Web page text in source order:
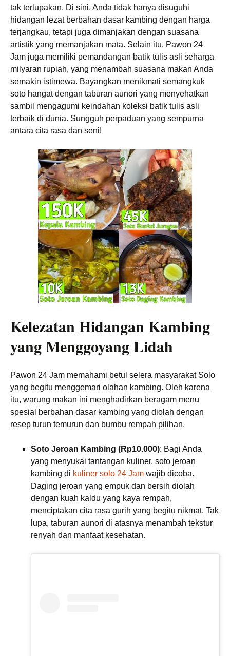
tak terlupakan. Di sini, Anda tidak hanya disuguhi
hidangan lezat berbahan dasar kambing dengan harga
terjangkau, tetapi juga dimanjakan dengan suasana
artistik yang memanjakan mata. Selain itu, Pawon 24
Jam juga memiliki pemandangan batik tulis asli seharga
milyaran rupiah, yang menambah suasana makan Anda
semakin istimewa. Bayangkan menikmati semangkuk
soto hangat dengan taburan aunori yang menyehatkan
sambil mengagumi keindahan koleksi batik tulis asli
terbaik di dunia. Sungguh perpaduan yang sempurna
antara cita rasa dan seni!
Kelezatan Hidangan Kambing
yang Menggoyang Lidah
Pawon 24 Jam memahami betul selera masyarakat Solo
yang begitu menggemari olahan kambing. Oleh karena
itu, warung makan ini menghadirkan beragam menu
spesial berbahan dasar kambing yang diolah dengan
resep turun temurun dan bumbu rempah pilihan.
Soto Jeroan Kambing (Rp10.000): Bagi Anda
yang menyukai tantangan kuliner, soto jeroan
kambing di kuliner solo 24 Jam wajib dicoba.
Daging jeroan yang empuk dan bersih diolah
dengan kuah kaldu yang kaya rempah,
menciptakan cita rasa gurih yang begitu nikmat. Tak
lupa, taburan aunori di atasnya menambah tekstur
renyah dan manfaat kesehatan.